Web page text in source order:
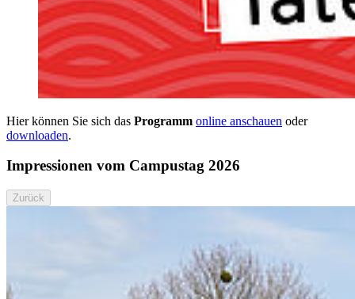
Hier können Sie sich das Programm online anschauen oder
downloaden.
Im­pres­sio­nen vom Cam­pus­tag 2026
Zurück